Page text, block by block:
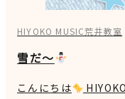
HIYOKO MUSIC荒井教室
雪だ～
こんにちは